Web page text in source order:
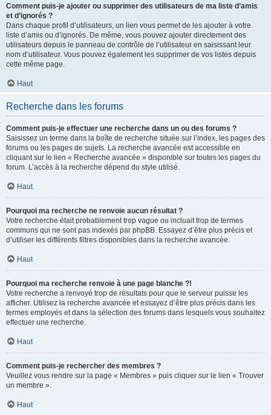
Comment puis-je ajouter ou supprimer des utilisateurs de ma liste d’amis
et d’ignorés ?
Dans chaque profil d’utilisateurs, un lien vous permet de les ajouter à votre
liste d’amis ou d’ignorés. De même, vous pouvez ajouter directement des
utilisateurs depuis le panneau de contrôle de l’utilisateur en saisissant leur
nom d’utilisateur. Vous pouvez également les supprimer de vos listes depuis
cette même page.
Haut
Recherche dans les forums
Comment puis-je effectuer une recherche dans un ou des forums ?
Saisissez un terme dans la boîte de recherche située sur l’index, les pages des
forums ou les pages de sujets. La recherche avancée est accessible en
cliquant sur le lien « Recherche avancée » disponible sur toutes les pages du
forum. L’accès à la recherche dépend du style utilisé.
Haut
Pourquoi ma recherche ne renvoie aucun résultat ?
Votre recherche était probablement trop vague ou incluait trop de termes
communs qui ne sont pas indexés par phpBB. Essayez d’être plus précis et
d’utiliser les différents filtres disponibles dans la recherche avancée.
Haut
Pourquoi ma recherche renvoie à une page blanche ?!
Votre recherche a renvoyé trop de résultats pour que le serveur puisse les
afficher. Utilisez la recherche avancée et essayez d’être plus précis dans les
termes employés et dans la sélection des forums dans lesquels vous souhaitez
effectuer une recherche.
Haut
Comment puis-je rechercher des membres ?
Veuillez vous rendre sur la page « Membres » puis cliquer sur le lien « Trouver
un membre ».
Haut